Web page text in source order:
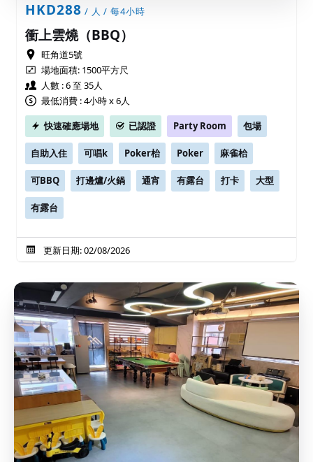
HKD288 / 人 / 每4小時
衝上雲燒（BBQ）
旺角道5號
場地面積: 1500平方尺
人數 : 6 至 35人
最低消費 : 4小時 x 6人
快速確應場地
已認證 Party Room 包場
自助入住 可唱k Poker枱 Poker 麻雀枱
可BBQ 打邊爐/火鍋 通宵 有露台 打卡 大型
有露台
更新日期: 02/08/2026